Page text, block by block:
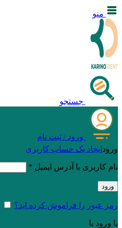
منو
جستجو
ورود / ثبت نام
ورود ایجاد یک حساب کاربری
نام کاربری یا آدرس ایمیل *
ورود
رمز عبور را فراموش کرده اید؟
یا ورود با